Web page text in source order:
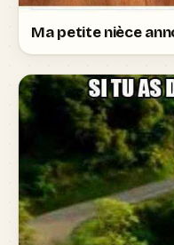
Ma petite nièce